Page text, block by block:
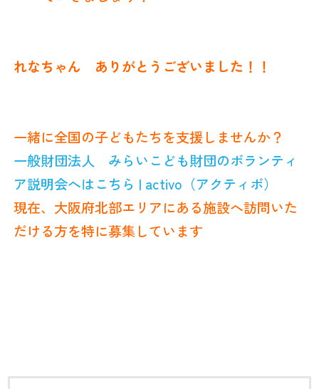
れなちゃん ありがとうございました！！
一緒に全国の子どもたちを支援しませんか？
一般財団法人 みらいこども財団のボランティ
ア説明会へはこちら | activo（アクティボ）
現在、大阪府北部エリアにある施設へ訪問いた
だける方を特に募集しています